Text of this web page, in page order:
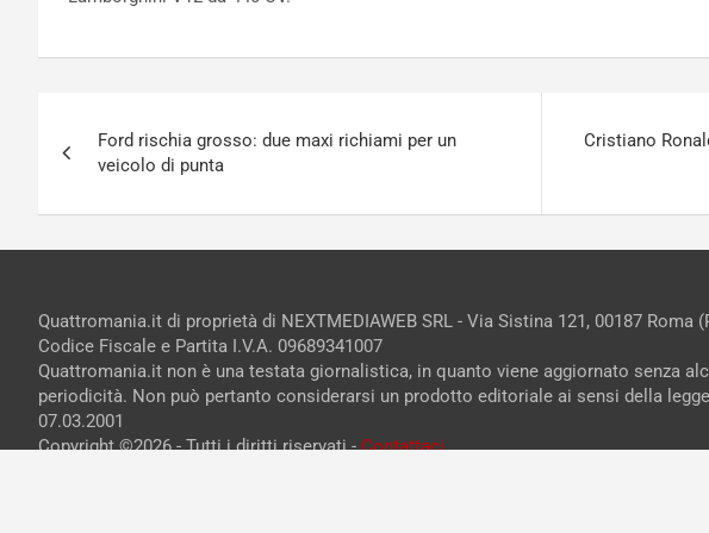
articoli
Ford rischia grosso: due maxi richiami per un
veicolo di punta
Cristiano
Quattromania.it di proprietà di NEXTMEDIAWEB SRL - Via Sistina 121, 00187 Roma
Codice Fiscale e Partita I.V.A. 09689341007
Quattromania.it non è una testata giornalistica, in quanto viene aggiornato senza
periodicità. Non può pertanto considerarsi un prodotto editoriale ai sensi della legge
07.03.2001
Copyright ©2026 - Tutti i diritti riservati -Contattaci